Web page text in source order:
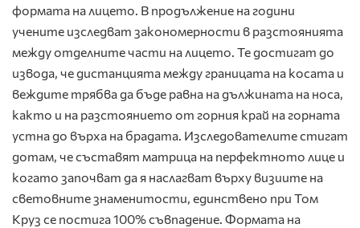
формата на лицето. В продължение на години
учените изследват закономерности в разстоянията
между отделните части на лицето. Те достигат до
извода, че дистанцията между границата на косата и
веждите трябва да бъде равна на дължината на носа,
както и на разстоянието от горния край на горната
устна до върха на брадата. Изследователите стигат
дотам, че съставят матрица на перфектното лице и
когато започват да я наслагват върху визиите на
световните знаменитости, единствено при Том
Круз се постига 100% съвпадение. Формата на